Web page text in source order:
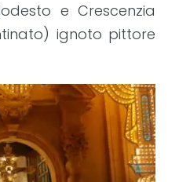
e Crescenzia
ignoto pittore